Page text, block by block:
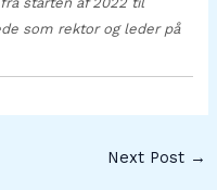
som rektor og leder på
Next Post →